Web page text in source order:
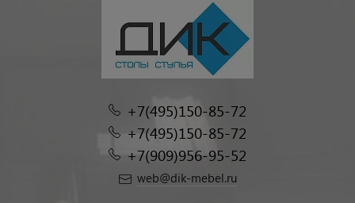
+7(495)150-85-72
+7(495)150-85-72
+7(909)956-95-52
web@dik-mebel.ru